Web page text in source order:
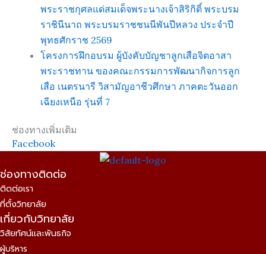
พระราชกุศลแด่สมเด็จพระนางเจ้าสิริกิติ์ พระบรม
ราชินีนาถ พระบรมราชชนนีพันปีหลวง ประจำปี
พุทธศักราช 2569
โครงการฝึกอบรม ผู้บังคับบัญชาลูกเสือจิตอาสา
พระราชทาน ของคณะกรรมการพัฒนากิจการลูก
เสือ เนตรนารี วิสามัญอาชีวศึกษา ภาคตะวันออก
เฉียงเหนือ รุ่นที่ 7
ช่องทางเพิ่มเติม
Facebook
ช่องทางติดต่อ
ติดต่อเรา
ที่ตั้งวิทยาลัย
เกี่ยวกับวิทยาลัย
วิสัยทัศน์และพันธกิจ
ผู้บริหาร